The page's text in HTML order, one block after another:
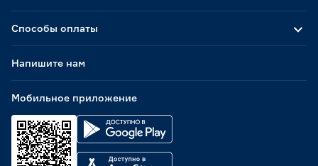
Способы оплаты
Мобильное приложение
Напишите нам